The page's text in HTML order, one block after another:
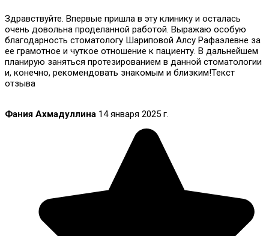
Здравствуйте. Впервые пришла в эту клинику и осталась
очень довольна проделанной работой. Выражаю особую
благодарность стоматологу Шариповой Алсу Рафаэлевне за
ее грамотное и чуткое отношение к пациенту. В дальнейшем
планирую заняться протезированием в данной стоматологии
и, конечно, рекомендовать знакомым и близким!Текст
отзыва
Фания Ахмадуллина 14 января 2025 г.